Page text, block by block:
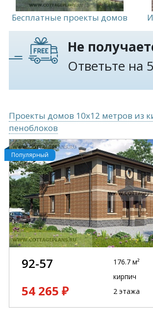
Бесплатные проекты домов
Не
Ответьте на
Проекты домов 10x12 метров из
пеноблоков
Популярный
92-57
54 265 ₽
176.7 м²
кирпич
2 этажа